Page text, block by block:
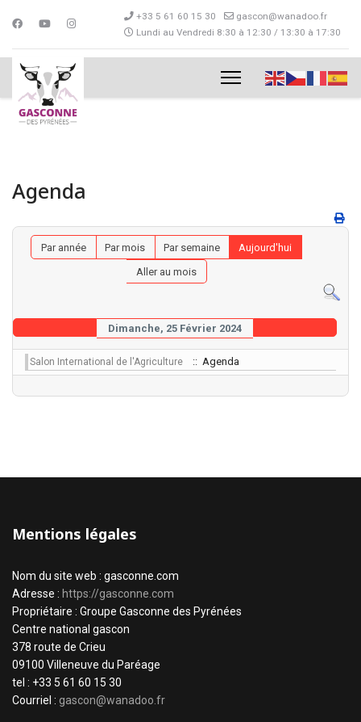
+33 5 61 60 15 30
gascon@wanadoo.fr
Lundi au Vendredi 8:30 à 12:30 / 13:30 à 17:30
Agenda
Par année Par mois Par semaine
Aujourd'hui
Aller au mois
Dimanche, 25 Février 2024
Salon International de l'Agriculture :: Agenda
Mentions légales
Nom du site web : gasconne.com
Adresse : https://gasconne.com
Propriétaire : Groupe Gasconne des Pyrénées
Centre national gascon
378 route de Crieu
09100 Villeneuve du Paréage
tel : +33 5 61 60 15 30
Courriel : gascon@wanadoo.fr